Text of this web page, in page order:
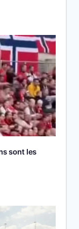
sont les